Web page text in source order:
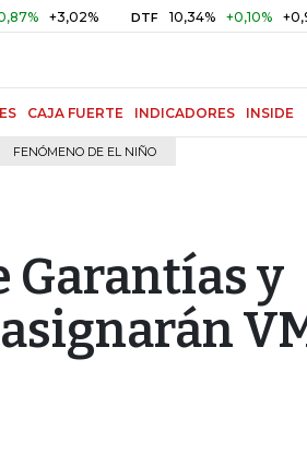
DTF 10,34% +0,10% +0,98%
CAJA FUERTE INDICADORES INSIDE
FENÓMENO DE EL NIÑO
Garantías y